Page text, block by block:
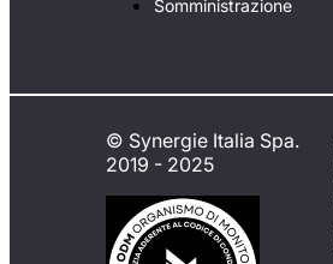
Somministrazione
© Synergie Italia Spa.
2019 - 2025